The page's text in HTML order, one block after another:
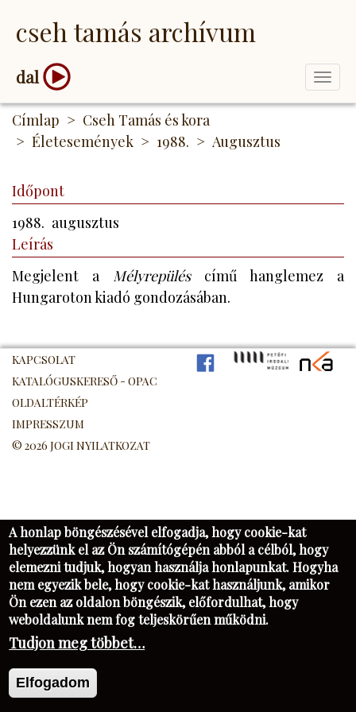
cseh tamás archívum
dal
Címlap
Cseh Tamás és kora
Életesemények
1988. Augusztus
Időpont
1988. augusztus
Leírás
Megjelent a Mélyrepüléscímű hanglemez a
Hungaroton kiadó gondozásában.
FB PIM
KAPCSOLAT
KATALÓGUSKERESŐ - OPAC
OLDALTÉRKÉP
IMPRESSZUM
© 2026 JOGI NYILATKOZAT
A honlap böngészésével elfogadja, hogy cookie-kat
helyezzünk el az Ön számítógépén abból a célból, hogy
elemezni tudjuk, hogyan használja honlapunkat. Hogyha
nem egyezik bele, hogy cookie-kat használjunk, amikor
Ön ezen az oldalon böngészik, előfordulhat, hogy
weboldalunk nem fog teljeskörűen működni.
Tudjon meg többet…
Elfogadom